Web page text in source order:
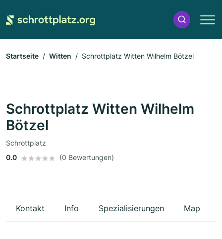
Startseite Witten Schrottplatz Witten Wilhelm Bötzel
Schrottplatz Witten Wilhelm
Bötzel
Schrottplatz
0.0
(0 Bewertungen)
Kontakt Info Spezialisierungen Map